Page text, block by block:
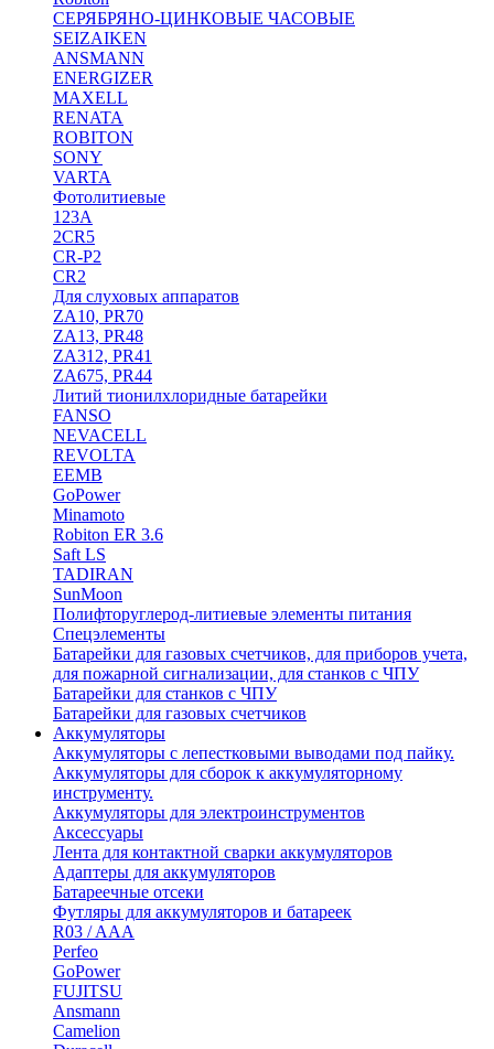
СЕРЯБРЯНО-ЦИНКОВЫЕ ЧАСОВЫЕ
SEIZAIKEN
ANSMANN
ENERGIZER
MAXELL
RENATA
ROBITON
SONY
VARTA
Фотолитиевые
123A
2CR5
CR-P2
CR2
Для слуховых аппаратов
ZA10, PR70
ZA13, PR48
ZA312, PR41
ZA675, PR44
Литий тионилхлоридные батарейки
FANSO
NEVACELL
REVOLTA
EEMB
GoPower
Minamoto
Robiton ER 3.6
Saft LS
TADIRAN
SunMoon
Полифторуглерод-литиевые элементы питания
Спецэлементы
Батарейки для газовых счетчиков, для приборов учета,
для пожарной сигнализации, для станков с ЧПУ
Батарейки для станков с ЧПУ
Батарейки для газовых счетчиков
Аккумуляторы
Аккумуляторы с лепестковыми выводами под пайку.
Аккумуляторы для сборок к аккумуляторному
инструменту.
Аккумуляторы для электроинструментов
Аксессуары
Лента для контактной сварки аккумуляторов
Адаптеры для аккумуляторов
Батареечные отсеки
Футляры для аккумуляторов и батареек
R03 / AAA
Perfeo
GoPower
FUJITSU
Ansmann
Camelion